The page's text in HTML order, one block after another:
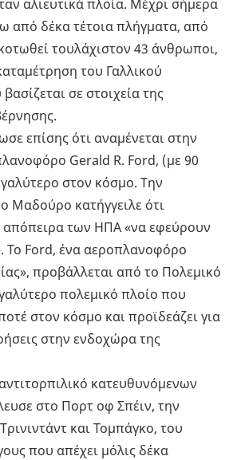
αλιευτικά πλοία. Μέχρι σήμερα
από δέκα τέτοια πλήγματα, από
τουλάχιστον 43 άνθρωποι,
του Γαλλικού
σε στοιχεία της
επίσης ότι αναμένεται στην
Gerald R. Ford, (με 90
στον κόσμο. Την
Μαδούρο κατήγγειλε ότι
απόπειρα των ΗΠΑ «να εφεύρουν
Το Ford, ένα αεροπλανοφόρο
προβάλλεται από το Πολεμικό
πολεμικό πλοίο που
στον κόσμο και προϊδεάζει για
στην ενδοχώρα της
κατευθυνόμενων
στο Πορτ οφ Σπέιν, την
και Τομπάγκο, του
που απέχει μόλις δέκα